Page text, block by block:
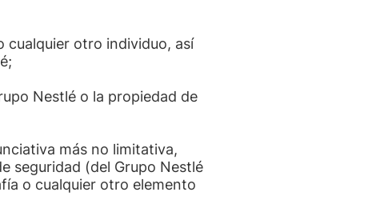
cualquier otro individuo, así
Nestlé o la propiedad de
más no limitativa,
seguridad (del Grupo Nestlé
o cualquier otro elemento